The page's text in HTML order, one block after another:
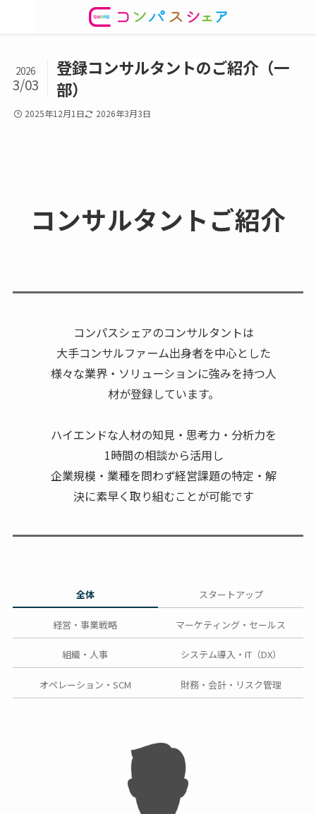
登録コンサルタントのご紹介（一
部）
2026
3/03
2025年12月1日 2026年3月3日
コンサルタントご紹介
コンパスシェアのコンサルタントは
大手コンサルファーム出身者を中心とした
様々な業界・ソリューションに強みを持つ人
材が登録しています。
ハイエンドな人材の知見・思考力・分析力を
1時間の相談から活用し
企業規模・業種を問わず経営課題の特定・解
決に素早く取り組むことが可能です
全体 スタートアップ
経営・事業戦略 マーケティング・セールス
組織・人事 システム導入・IT（DX）
オペレーション・SCM 財務・会計・リスク管理